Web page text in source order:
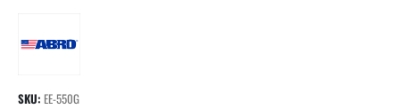
SKU:EE-550G